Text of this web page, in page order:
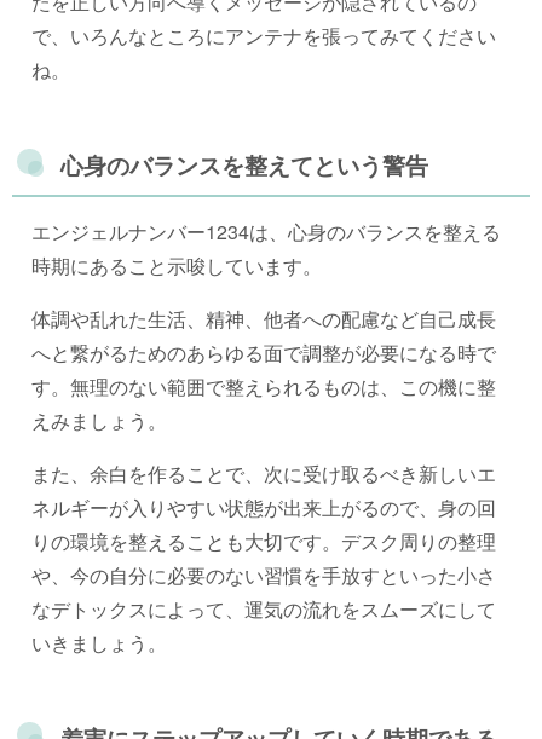
で、いろんなところにアンテナを張ってみてください
ね。
心身のバランスを整えてという警告
エンジェルナンバー1234は、心身のバランスを整える
時期にあること示唆しています。
体調や乱れた生活、精神、他者への配慮など自己成長
へと繋がるためのあらゆる面で調整が必要になる時で
す。無理のない範囲で整えられるものは、この機に整
えみましょう。
また、余白を作ることで、次に受け取るべき新しいエ
ネルギーが入りやすい状態が出来上がるので、身の回
りの環境を整えることも大切です。デスク周りの整理
や、今の自分に必要のない習慣を手放すといった小さ
なデトックスによって、運気の流れをスムーズにして
いきましょう。